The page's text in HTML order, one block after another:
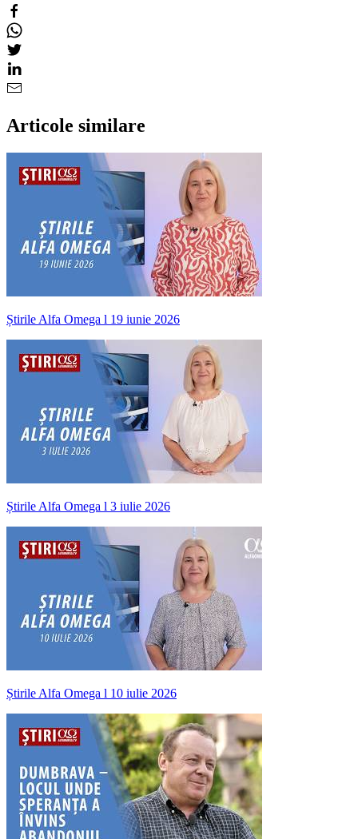
Articole similare
Știrile Alfa Omega l 19 iunie 2026
Știrile Alfa Omega l 3 iulie 2026
Știrile Alfa Omega l 10 iulie 2026